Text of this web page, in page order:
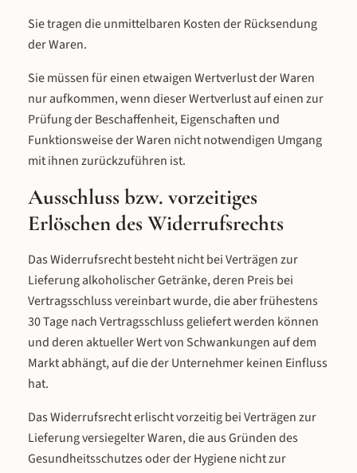
Sie tragen die unmittelbaren Kosten der Rücksendung
der Waren.
Sie müssen für einen etwaigen Wertverlust der Waren
nur aufkommen, wenn dieser Wertverlust auf einen zur
Prüfung der Beschaffenheit, Eigenschaften und
Funktionsweise der Waren nicht notwendigen Umgang
mit ihnen zurückzuführen ist.
Ausschluss bzw. vorzeitiges
Erlöschen des Widerrufsrechts
Das Widerrufsrecht besteht nicht bei Verträgen zur
Lieferung alkoholischer Getränke, deren Preis bei
Vertragsschluss vereinbart wurde, die aber frühestens
30 Tage nach Vertragsschluss geliefert werden können
und deren aktueller Wert von Schwankungen auf dem
Markt abhängt, auf die der Unternehmer keinen Einfluss
hat.
Das Widerrufsrecht erlischt vorzeitig bei Verträgen zur
Lieferung versiegelter Waren, die aus Gründen des
Gesundheitsschutzes oder der Hygiene nicht zur